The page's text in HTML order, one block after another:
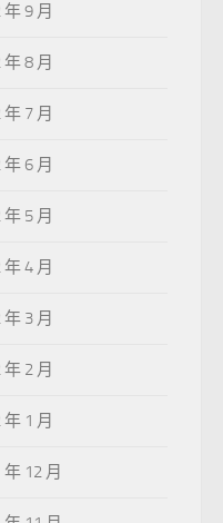
9 月
8 月
7 月
6 月
5 月
4 月
3 月
2 月
1 月
12 月